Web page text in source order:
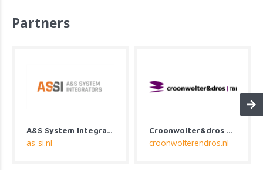
Partners
A&S System Integrators
as-si.nl
Croonwolter&dros B.V.
croonwolterendros.nl